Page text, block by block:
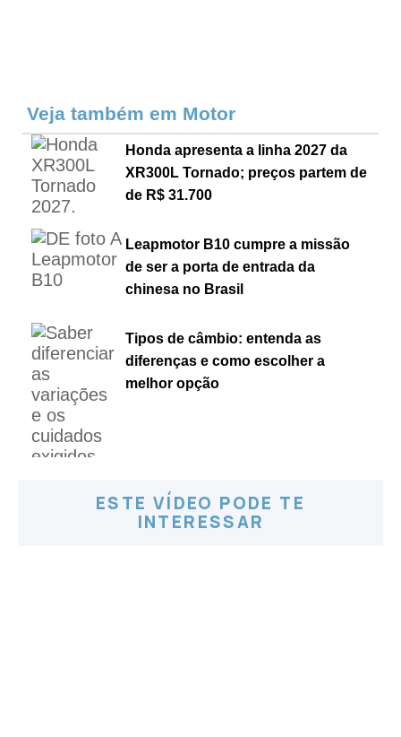
Veja também em Motor
Honda apresenta a linha 2027 da
XR300L Tornado; preços partem de
de R$ 31.700
Leapmotor B10 cumpre a missão
de ser a porta de entrada da
chinesa no Brasil
Tipos de câmbio: entenda as
diferenças e como escolher a
melhor opção
ESTE VÍDEO PODE TE
INTERESSAR